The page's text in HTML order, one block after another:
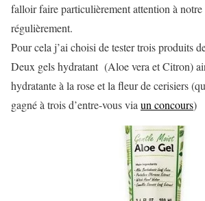
falloir faire particulièrement attention à notre
régulièrement.
Pour cela j’ai choisi de tester trois produits
Deux gels hydratant (Aloe vera et Citron)
hydratante à la rose et la fleur de cerisiers
gagné à trois d’entre-vous via un concours)